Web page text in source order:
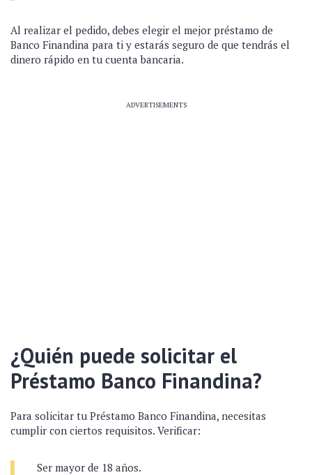
Al realizar el pedido, debes elegir el mejor préstamo de
Banco Finandina para ti y estarás seguro de que tendrás el
dinero rápido en tu cuenta bancaria.
ADVERTISEMENTS
¿Quién puede solicitar el
Préstamo Banco Finandina?
Para solicitar tu Préstamo Banco Finandina, necesitas
cumplir con ciertos requisitos. Verificar:
Ser mayor de 18 años.